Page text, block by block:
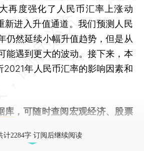
再度强化了人民币汇率上涨动
新进入升值通道。我们预测人民
仍然延续小幅升值趋势，但是从
能遇到更大的波动。接下来，本
2021年人民币汇率的影响因素和
库 ，可随时查阅宏观经济、股票
计2284字 订阅后继续阅读